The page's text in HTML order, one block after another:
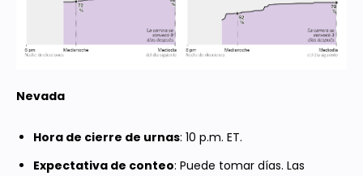
Nevada
Hora de cierre de urnas: 10 p.m. ET.
Expectativa de conteo: Puede tomar días. Las